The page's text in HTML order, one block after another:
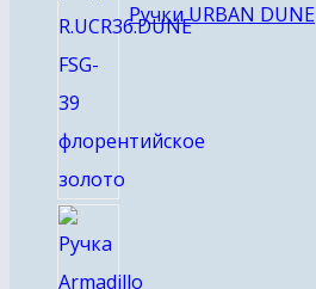
Ручки URBAN DUNE